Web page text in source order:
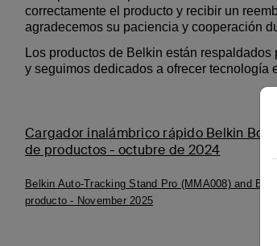
correctamente el producto y recibir un
agradecemos su paciencia y cooperación
Los productos de Belkin están
y seguimos dedicados a ofrecer tecnología
Cargador inalámbrico rápido Belkin
de productos - octubre de 2024
Belkin Auto-Tracking Stand Pro (MMA008) and
producto - November 2025